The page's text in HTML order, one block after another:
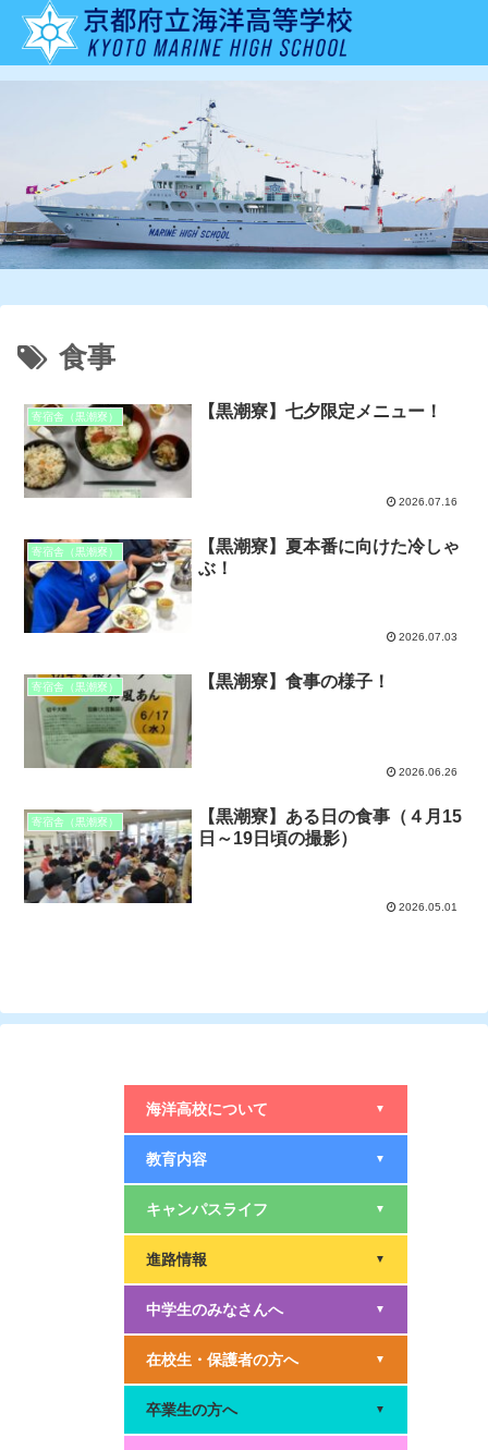
食事
寄宿舎（黒潮寮） 【黒潮寮】七夕限定メニュー！
2026.07.16
寄宿舎（黒潮寮）
【黒潮寮】夏本番に向けた冷しゃ
ぶ！
2026.07.03
寄宿舎（黒潮寮） 【黒潮寮】食事の様子！
2026.06.26
寄宿舎（黒潮寮）
【黒潮寮】ある日の食事（４月15
日～19日頃の撮影）
2026.05.01
海洋高校について ▼
教育内容 ▼
キャンパスライフ ▼
進路情報 ▼
中学生のみなさんへ ▼
在校生・保護者の方へ ▼
卒業生の方へ ▼